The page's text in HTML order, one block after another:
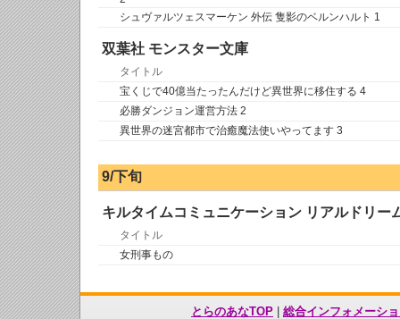
シュヴァルツェスマーケン 外伝 隻影のベルンハルト 1
双葉社 モンスター文庫
タイトル
宝くじで40億当たったんだけど異世界に移住する 4
必勝ダンジョン運営方法 2
異世界の迷宮都市で治癒魔法使いやってます 3
9/下旬
キルタイムコミュニケーション リアルドリー
タイトル
女刑事もの
とらのあなTOP
総合インフォメーシ